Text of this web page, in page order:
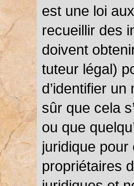
est une loi
recueillir des
doivent
tuteur légal)
d’identifier
sûr que cela
ou que
juridique
propriétaires